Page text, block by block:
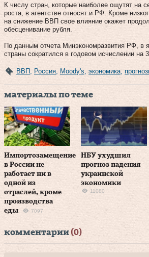
К числу стран, которые наиболее ощутят на
роста, в агентстве относят и РФ. Кроме
на снижение ВВП свое влияние окажет
обесценивание рубля.
По данным отчета Минэкономразвития РФ, в
страны сократился в годовом исчислении на
ВВП Россия Moody's экономика
материалы по теме
Импортозамещение
в России не
работает ни в
одной из
отраслей, кроме
производства
еды
7097
​НБУ ухудшил
прогноз падения
украинской
экономики
11080
комментарии (0)